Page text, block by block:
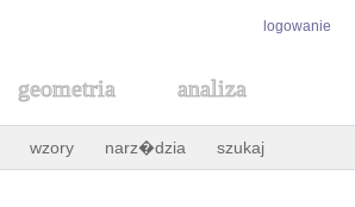
logowanie
geometria analiza
wzory narz�dzia szukaj